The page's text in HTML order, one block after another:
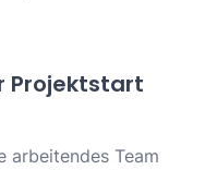
Projektstart
arbeitendes Team